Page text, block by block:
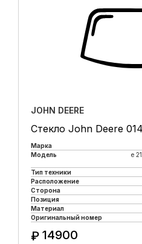
JOHN DEERE
Стекло John Deere 014
Марка
Модель
e
Тип техники
Расположение
Сторона
Позиция
Материал
Оригинальный номер
₽ 14900